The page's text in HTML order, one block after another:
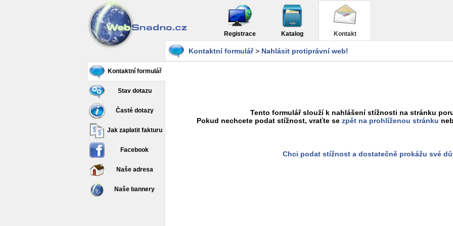
Registrace Katalog Kontakt
Kontaktní formulář
Stav dotazu
Časté dotazy
Jak zaplatit fakturu
Facebook
Naše adresa
Naše bannery
Kontaktní formulář> Nahlásit protiprávní web!
Tento formulář slouží k nahlášení stížnosti na stránku
Pokud nechcete podat stížnost, vraťte se zpět na prohlíženou stránku
Chci podat stížnost a dostatečně prokážu své